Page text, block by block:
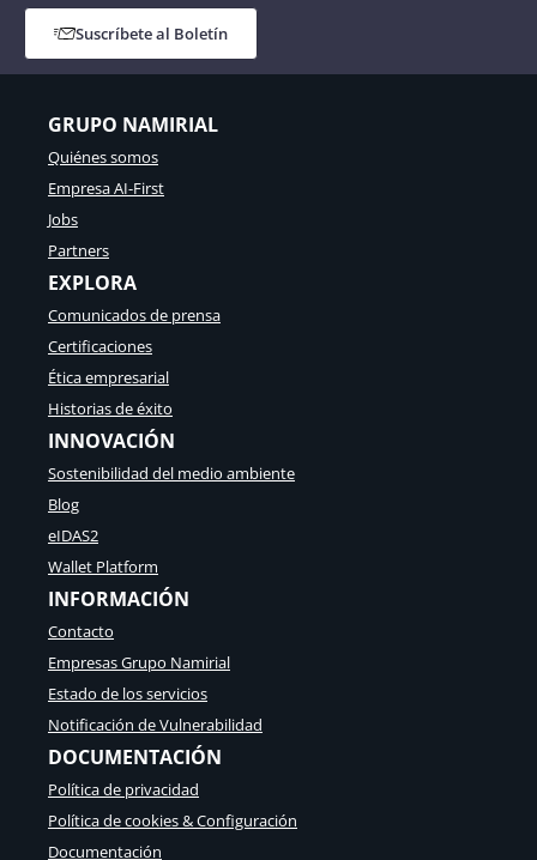
Suscríbete al Boletín
GRUPO NAMIRIAL
Quiénes somos
Empresa AI-First
Jobs
Partners
EXPLORA
Comunicados de prensa
Certificaciones
Ética empresarial
Historias de éxito
INNOVACIÓN
Sostenibilidad del medio ambiente
Blog
eIDAS2
Wallet Platform
INFORMACIÓN
Contacto
Empresas Grupo Namirial
Estado de los servicios
Notificación de Vulnerabilidad
DOCUMENTACIÓN
Política de privacidad
Política de cookies & Configuración
Documentación